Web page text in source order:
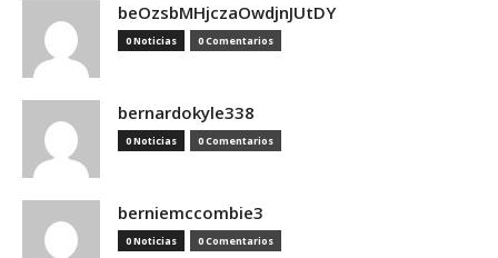
beOzsbMHjczaOwdjnJUtDY
0 Noticias 0 Comentarios
bernardokyle338
0 Noticias 0 Comentarios
berniemccombie3
0 Noticias 0 Comentarios